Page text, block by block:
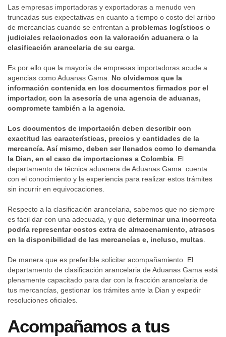
Las empresas importadoras y exportadoras a menudo ven
truncadas sus expectativas en cuanto a tiempo o costo del arribo
de mercancías cuando se enfrentan a problemas logísticos o
judiciales relacionados con la valoración aduanera o la
clasificación arancelaria de su carga.
Es por ello que la mayoría de empresas importadoras acude a
agencias como Aduanas Gama. No olvidemos que la
información contenida en los documentos firmados por el
importador, con la asesoría de una agencia de aduanas,
compromete también a la agencia.
Los documentos de importación deben describir con
exactitud las características, precios y cantidades de la
mercancía. Así mismo, deben ser llenados como lo demanda
la Dian, en el caso de importaciones a Colombia. El
departamento de técnica aduanera de Aduanas Gama cuenta
con el conocimiento y la experiencia para realizar estos trámites
sin incurrir en equivocaciones.
Respecto a la clasificación arancelaria, sabemos que no siempre
es fácil dar con una adecuada, y que determinar una incorrecta
podría representar costos extra de almacenamiento, atrasos
en la disponibilidad de las mercancías e, incluso, multas.
De manera que es preferible solicitar acompañamiento. El
departamento de clasificación arancelaria de Aduanas Gama está
plenamente capacitado para dar con la fracción arancelaria de
tus mercancías, gestionar los trámites ante la Dian y expedir
resoluciones oficiales.
Acompañamos a tus